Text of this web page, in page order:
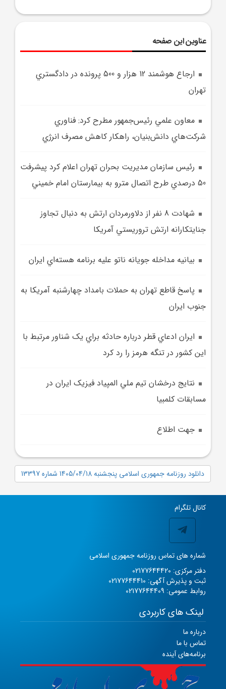
عناوین این صفحه
ارجاع هوشمند 12 هزار و 500 پرونده در دادگستري
تهران
معاون علمي رئيس‌جمهور مطرح کرد: فناوري
شرکت‌هاي دانش‌بنيان، راهکار کاهش مصرف انرژي
رئيس سازمان مديريت بحران تهران اعلام کرد پيشرفت
50 درصدي طرح اتصال مترو به بيمارستان امام خميني
شهادت 8 نفر از دلاورمردان ارتش به دنبال تجاوز
جنايتکارانه ارتش تروريستي آمريکا
بيانيه مداخله جويانه ناتو عليه برنامه هسته‌اي ايران
پاسخ قاطع تهران به حملات بامداد چهارشنبه آمريکا به
جنوب ايران
ايران ادعاي قطر درباره حادثه براي يک شناور مرتبط با
اين کشور در تنگه هرمز را رد کرد
نتايج درخشان تيم ملي المپياد فيزيک ايران در
مسابقات کلمبيا
جهت اطلاع
دانلود روزنامه جمهوری اسلامی پنجشنبه 1405/04/18 شماره 13397
کانال تلگرام
شماره های تماس روزنامه جمهوری اسلامی
دفتر مرکزی: 02177644420
ثبت و پذیرش آگهی: 02177644410
روابط عمومی: 02177644409
لینک های کاربردی
درباره ما
تماس با ما
برنامه‌های آینده